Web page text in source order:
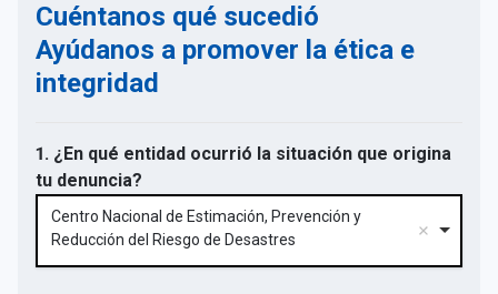
Cuéntanos qué sucedió
Ayúdanos a promover la ética e
integridad
1. ¿En qué entidad ocurrió la situación que origina
tu denuncia?
Centro Nacional de Estimación, Prevención y
Reducción del Riesgo de Desastres